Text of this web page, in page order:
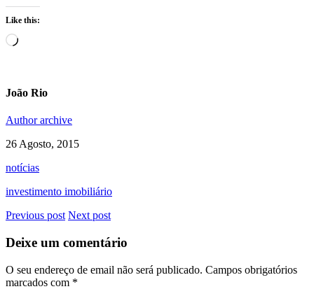
Like this:
Loading…
João Rio
Author archive
26 Agosto, 2015
notícias
investimento imobiliário
Previous post Next post
Deixe um comentário
O seu endereço de email não será publicado. Campos obrigatórios
marcados com *